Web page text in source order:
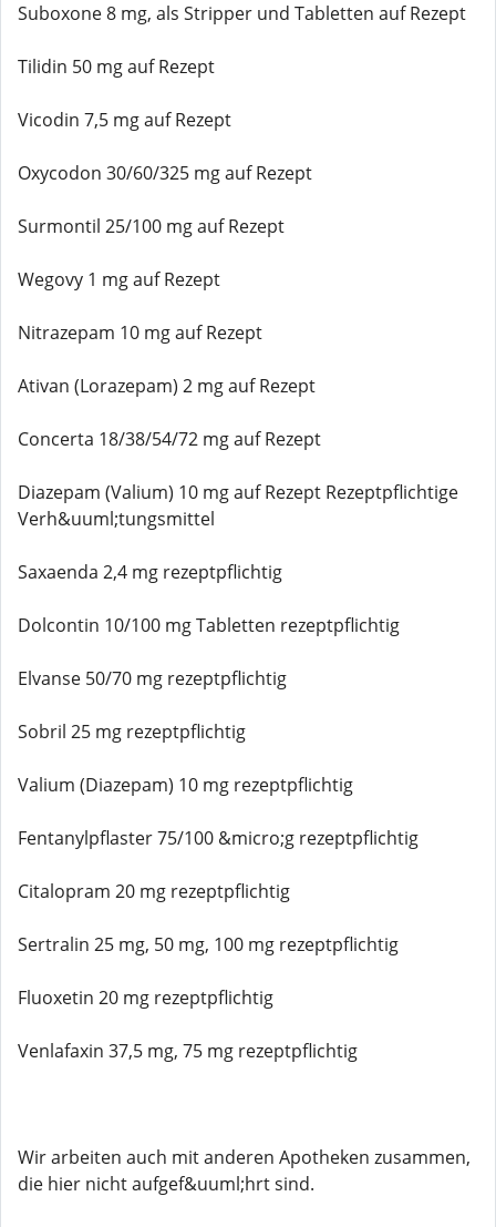
Suboxone 8 mg, als Stripper und Tabletten auf Rezept
Tilidin 50 mg auf Rezept
Vicodin 7,5 mg auf Rezept
Oxycodon 30/60/325 mg auf Rezept
Surmontil 25/100 mg auf Rezept
Wegovy 1 mg auf Rezept
Nitrazepam 10 mg auf Rezept
Ativan (Lorazepam) 2 mg auf Rezept
Concerta 18/38/54/72 mg auf Rezept
Diazepam (Valium) 10 mg auf Rezept Rezeptpflichtige
Verh&uuml;tungsmittel
Saxaenda 2,4 mg rezeptpflichtig
Dolcontin 10/100 mg Tabletten rezeptpflichtig
Elvanse 50/70 mg rezeptpflichtig
Sobril 25 mg rezeptpflichtig
Valium (Diazepam) 10 mg rezeptpflichtig
Fentanylpflaster 75/100 &micro;g rezeptpflichtig
Citalopram 20 mg rezeptpflichtig
Sertralin 25 mg, 50 mg, 100 mg rezeptpflichtig
Fluoxetin 20 mg rezeptpflichtig
Venlafaxin 37,5 mg, 75 mg rezeptpflichtig
Wir arbeiten auch mit anderen Apotheken zusammen,
die hier nicht aufgef&uuml;hrt sind.